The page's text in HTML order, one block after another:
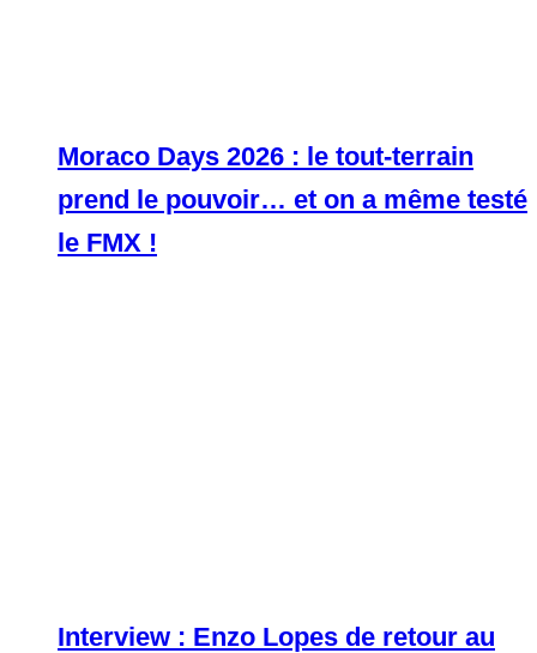
Moraco Days 2026 : le tout-terrain
prend le pouvoir… et on a même testé
le FMX !
Interview : Enzo Lopes de retour au